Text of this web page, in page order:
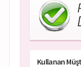
Kullanan